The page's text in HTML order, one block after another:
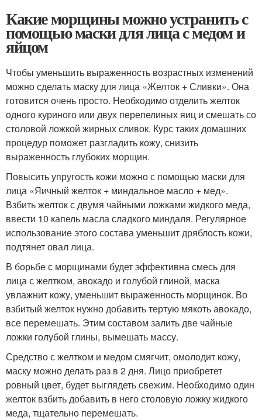
Какие морщины можно устранить с
помощью маски для лица с медом и
яйцом
Чтобы уменьшить выраженность возрастных изменений
можно сделать маску для лица «Желток + Сливки». Она
готовится очень просто. Необходимо отделить желток
одного куриного или двух перепелиных яиц и смешать со
столовой ложкой жирных сливок. Курс таких домашних
процедур поможет разгладить кожу, снизить
выраженность глубоких морщин.
Повысить упругость кожи можно с помощью маски для
лица «Яичный желток + миндальное масло + мед».
Взбить желток с двумя чайными ложками жидкого меда,
ввести 10 капель масла сладкого миндаля. Регулярное
использование этого состава уменьшит дряблость кожи,
подтянет овал лица.
В борьбе с морщинами будет эффективна смесь для
лица с желтком, авокадо и голубой глиной, маска
увлажнит кожу, уменьшит выраженность морщинок. Во
взбитый желток нужно добавить тертую мякоть авокадо,
все перемешать. Этим составом залить две чайные
ложки голубой глины, вымешать массу.
Средство с желтком и медом смягчит, омолодит кожу,
маску можно делать раз в 2 дня. Лицо приобретет
ровный цвет, будет выглядеть свежим. Необходимо один
желток взбить добавить в него столовую ложку жидкого
меда, тщательно перемешать.